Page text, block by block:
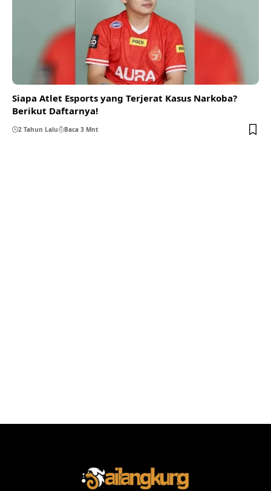
Siapa Atlet Esports yang Terjerat Kasus Narkoba?
Berikut Daftarnya!
2 Tahun Lalu Baca 3 Mnt